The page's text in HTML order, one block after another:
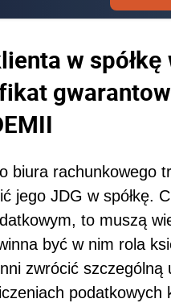
w
biura rachunkowego
jego JDG w spółkę.
to muszą
być w nim rola
zwrócić szczególną